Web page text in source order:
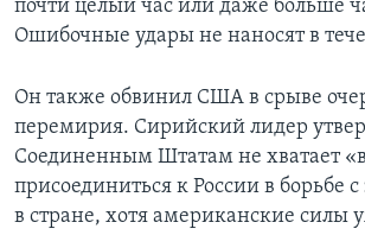
почти целый час или даже больше
Ошибочные удары не наносят в
Он также обвинил США в срыве
перемирия. Сирийский лидер
Соединенным Штатам не хватает
присоединиться к России в борьбе
в стране, хотя американские силы